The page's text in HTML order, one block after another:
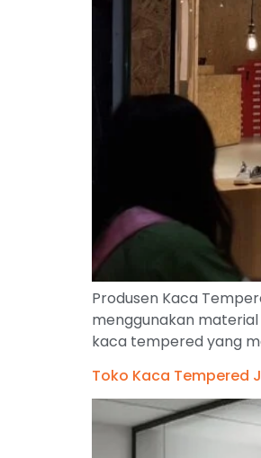
Produsen Kaca
menggunakan
kaca tempered yang
Toko Kaca Tempered